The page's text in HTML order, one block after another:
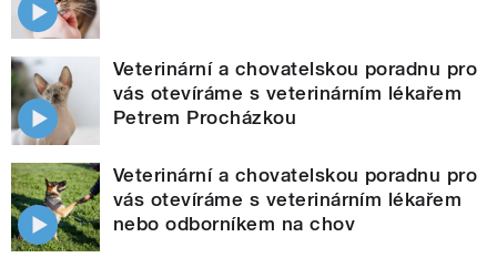
Veterinární a chovatelskou poradnu pro
vás otevíráme s veterinárním lékařem
Petrem Procházkou
Veterinární a chovatelskou poradnu pro
vás otevíráme s veterinárním lékařem
nebo odborníkem na chov